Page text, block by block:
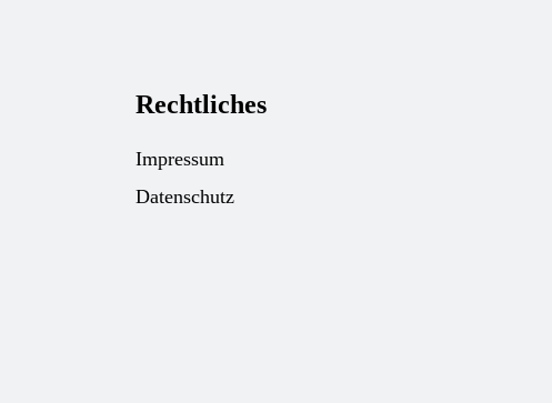
Rechtliches
Impressum
Datenschutz